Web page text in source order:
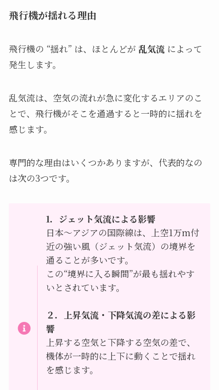
飛行機が揺れる理由
飛行機の “揺れ” は、ほとんどが乱気流 によって
発生します。
乱気流は、空気の流れが急に変化するエリアのこ
とで、飛行機がそこを通過すると一時的に揺れを
感じます。
専門的な理由はいくつかありますが、代表的なの
は次の3つです。
1．ジェット気流による影響
日本〜アジアの国際線は、上空1万m付
近の強い風（ジェット気流）の境界を
通ることが多いです。
この“境界に入る瞬間”が最も揺れやす
いとされています。
２．上昇気流・下降気流の差による影
響
上昇する空気と下降する空気の差で、
機体が一時的に上下に動くことで揺れ
を感じます。